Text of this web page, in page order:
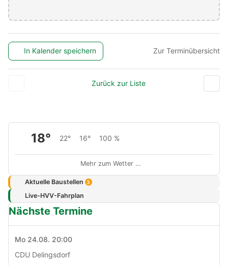
In Kalender speichern Zur Terminübersicht
Zurück zur Liste
18° 22° 16° 100 %
Mehr zum Wetter …
Aktuelle Baustellen 3
Live-HVV-Fahrplan
Nächste Termine
Mo 24.08. 20:00
CDU Delingsdorf